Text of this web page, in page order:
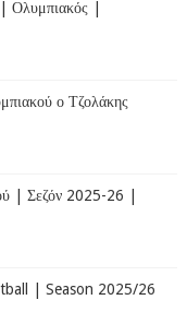
|
ο Τζολάκης
| Σεζόν 2025-26 |
| Season 2025/26